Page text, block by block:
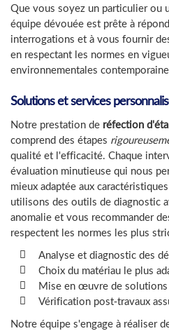
Que vous soyez un particulier ou
équipe dévouée est prête à
interrogations et à vous fournir
en respectant les normes en
environnementales
Solutions et services
Notre prestation de réfection
comprend des étapes
qualité et l'efficacité. Chaque
évaluation minutieuse qui nous
mieux adaptée aux
utilisons des outils de diagnostic
anomalie et vous recommander
respectent les normes les plus
Analyse et diagnostic des
Choix du matériau le plus
Mise en œuvre de solutions
Vérification post-travaux
Notre équipe s'engage à réaliser